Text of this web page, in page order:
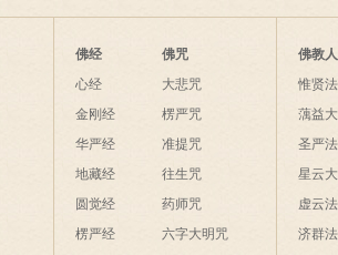
间事一同。
法
后悔
为毡，日月星
夜间不敢长伸
破海底天。
佛经
心经
金刚经
华严经
地藏经
圆觉经
楞严经
佛咒
大悲咒
楞严咒
准提咒
往生咒
药师咒
六字大明咒
佛教
惟贤
蕅益
圣严
星云
虚云
济群